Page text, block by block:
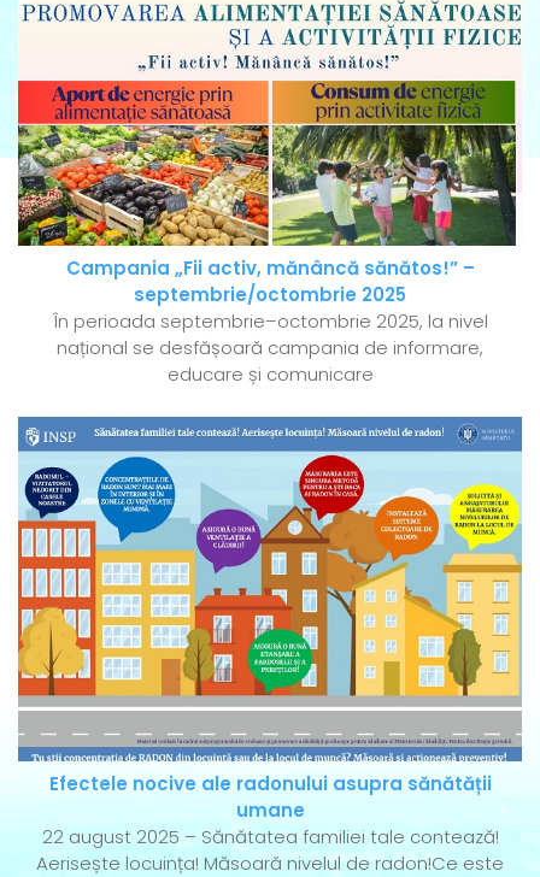
Campania „Fii activ, mănâncă sănătos!” –
septembrie/octombrie 2025
În perioada septembrie–octombrie 2025, la nivel
național se desfășoară campania de informare,
educare și comunicare
Efectele nocive ale radonului asupra sănătății
umane
22 august 2025 – Sănătatea familiei tale contează!
Aerisește locuința! Măsoară nivelul de radon!Ce este